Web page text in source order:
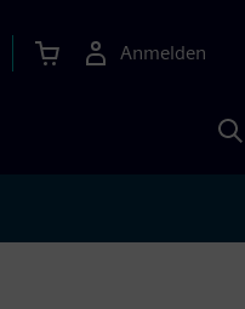
Anmelden
KI